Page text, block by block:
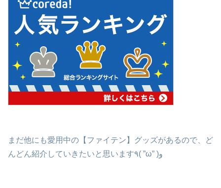
まだ他にも愛用中の【ファイテン】グッズがあるので、ど
んどん紹介していきたいと思います٩( ”ω” )و